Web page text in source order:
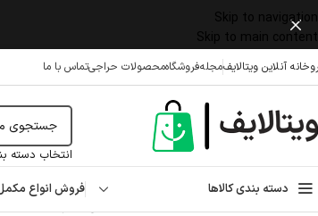
Skip to navigation
Skip to main content
آنلاین ویتالایفمجلهفروشگاهمحصولات حراجیتماس با ما
انتخاب دسته
دسته بندی کالاها فروش انواع